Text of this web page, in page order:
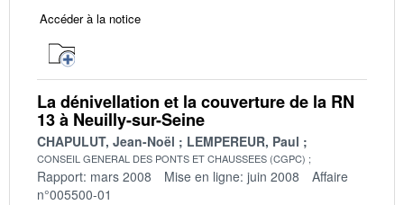
Accéder à la notice
La dénivellation et la couverture de la RN
13 à Neuilly-sur-Seine
CHAPULUT, Jean-Noël LEMPEREUR, Paul
CONSEIL GENERAL DES PONTS ET CHAUSSEES (CGPC)
Rapport: mars 2008 Mise en ligne: juin 2008
Affaire
n°005500-01